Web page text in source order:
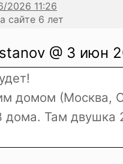
сайте 6 лет
@ 3 июн
домом (Москва,
дома. Там двушка